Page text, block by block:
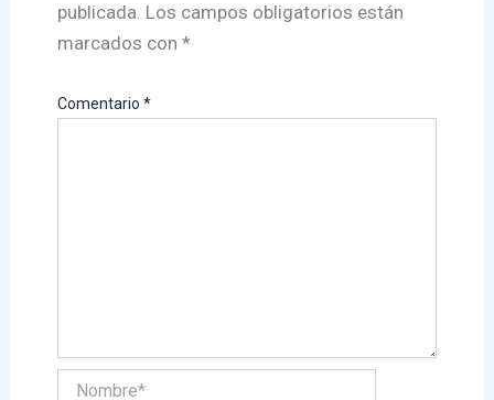
publicada. Los campos obligatorios están
marcados con *
Comentario *